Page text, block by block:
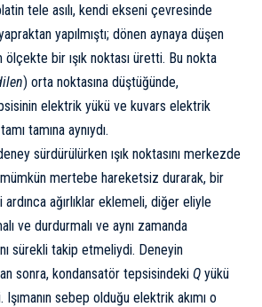
tele asılı, kendi ekseni çevresinde
yapılmıştı; dönen aynaya düşen
ölçekte bir ışık noktası üretti. Bu nokta
) orta noktasına düştüğünde,
elektrik yükü ve kuvars elektrik
tamına aynıydı.
sürdürülürken ışık noktasını merkezde
mertebe hareketsiz durarak, bir
ağırlıklar eklemeli, diğer eliyle
ve durdurmalı ve aynı zamanda
sürekli takip etmeliydi. Deneyin
sonra, kondansatör tepsisindeki Q yükü
sebep olduğu elektrik akımı o